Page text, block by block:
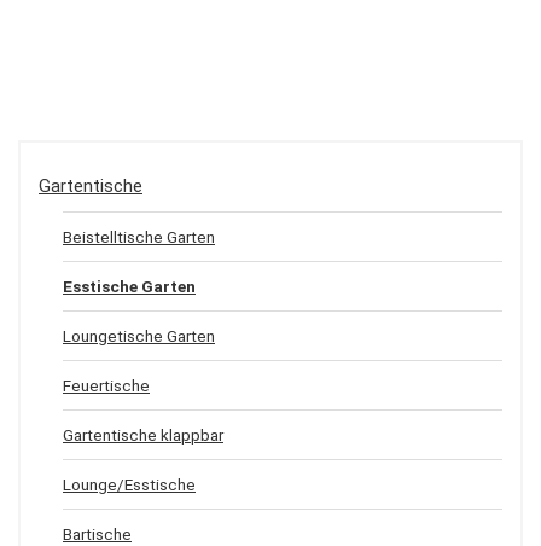
Gartentische
Beistelltische Garten
Esstische Garten
Loungetische Garten
Feuertische
Gartentische klappbar
Lounge/Esstische
Bartische